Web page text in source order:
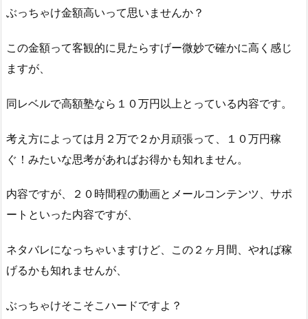
ぶっちゃけ金額高いって思いませんか？
この金額って客観的に見たらすげー微妙で確かに高く感じ
ますが、
同レベルで高額塾なら１０万円以上とっている内容です。
考え方によっては月２万で２か月頑張って、１０万円稼
ぐ！みたいな思考があればお得かも知れません。
内容ですが、２０時間程の動画とメールコンテンツ、サポ
ートといった内容ですが、
ネタバレになっちゃいますけど、この２ヶ月間、やれば稼
げるかも知れませんが、
ぶっちゃけそこそこハードですよ？